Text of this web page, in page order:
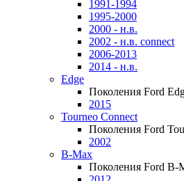
1991-1994
1995-2000
2000 - н.в.
2002 - н.в. connect
2006-2013
2014 - н.в.
Edge
Поколения Ford
2015
Tourneo Connect
Поколения Ford
2002
B-Max
Поколения Ford B-